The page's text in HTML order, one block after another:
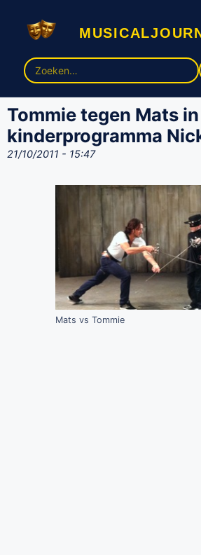
Zoek
naar:
Tommie tegen Mats in
kinderprogramma
21/10/2011 - 15:47
Mats vs Tommie